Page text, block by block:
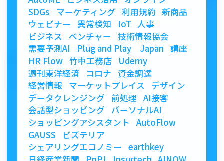
SDGs
マーケティング 利用規約 新商品
ウェビナー
異常検知 IoT 人事
ビジネス
ベンチャー
技術情報協会
需要予測AI
Plug and Play Japan 講座
HR Flow 竹中工務店
Udemy
週刊東洋経済
コロナ
資金調達
経営情報 マーケットプレイス
デザイン
データクレンジング 前処理 AI接客
会話型ショッピング パーソナルAI
ショッピングアシスタント
AutoFlow
GAUSS
ビズテリア
シェアリングエコノミー
earthkey